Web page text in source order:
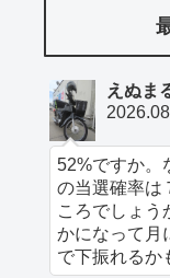
えぬま
52%ですか。
の当選確率は
ころでしょう
かになって月
で下振れるか